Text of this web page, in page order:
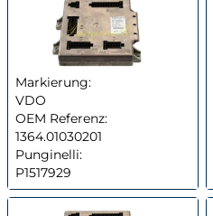
Markierung:
VDO
OEM Referenz:
1364.01030201
Punginelli:
P1517929